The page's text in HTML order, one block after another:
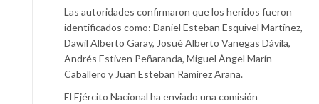
Las autoridades confirmaron que los heridos fueron
identificados como: Daniel Esteban Esquivel Martínez,
Dawil Alberto Garay, Josué Alberto Vanegas Dávila,
Andrés Estiven Peñaranda, Miguel Ángel Marín
Caballero y Juan Esteban Ramírez Arana.
El Ejército Nacional ha enviado una comisión